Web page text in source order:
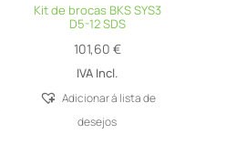
Kit de brocas BKS SYS3
D5-12 SDS
101,60 €
IVA Incl.
Adicionar á lista de
desejos